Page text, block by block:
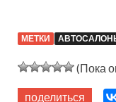
МЕТКИ
(Пока
поделиться